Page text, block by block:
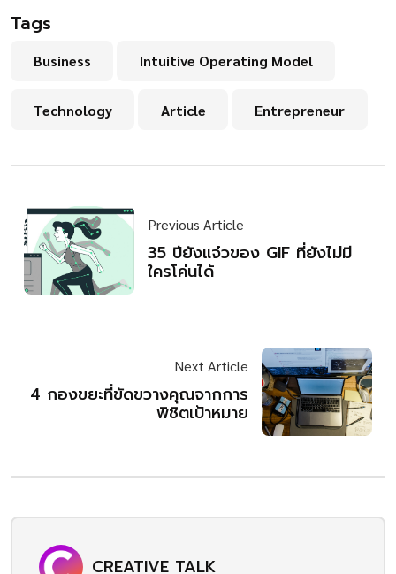
Tags
Business Intuitive Operating Model
Technology Article Entrepreneur
Previous Article
35 ปียังแจ๋วของ GIF ที่ยังไม่มี
ใครโค่นได้
Next Article
4 กองขยะที่ขัดขวางคุณจากการ
พิชิตเป้าหมาย
CREATIVE TALK